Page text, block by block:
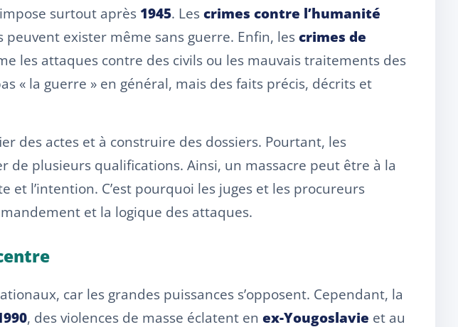
surtout après 1945. Les crimes contre l’humanité
exister même sans guerre. Enfin, les crimes de
les attaques contre des civils ou les mauvais traitements des
« la guerre » en général, mais des faits précis, décrits et
des actes et à construire des dossiers. Pourtant, les
plusieurs qualifications. Ainsi, un massacre peut être à la
l’intention. C’est pourquoi les juges et les procureurs
et la logique des attaques.
car les grandes puissances s’opposent. Cependant, la
, des violences de masse éclatent en ex-Yougoslavie et au